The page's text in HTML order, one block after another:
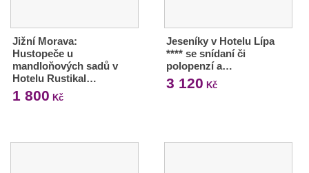
Jižní Morava:
Hustopeče u
mandloňových sadů v
Hotelu Rustikal…
1 800 Kč
Jeseníky v Hotelu Lípa
**** se snídaní či
polopenzí a…
3 120 Kč